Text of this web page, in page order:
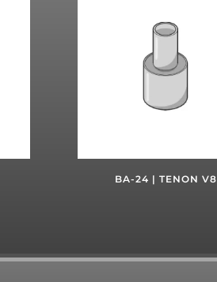
BA-24 | TENON V8